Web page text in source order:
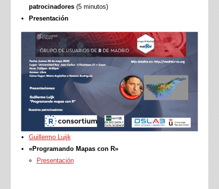
patrocinadores(5 minutos)
Presentación
Guillermo Luijk
«Programando Mapas con R»
Presentación